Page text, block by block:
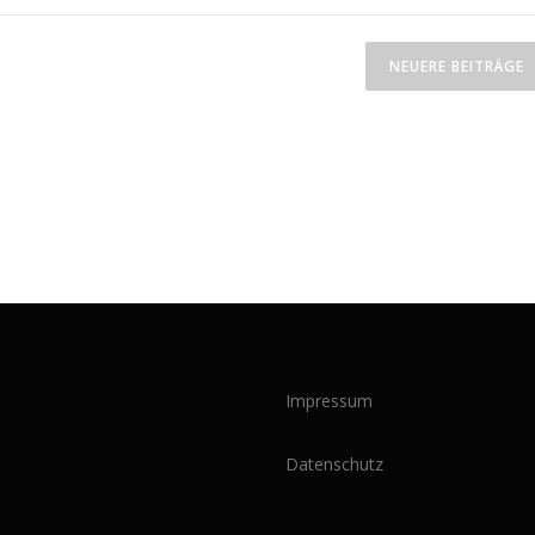
NEUERE BEITRÄGE
Impressum
Datenschutz